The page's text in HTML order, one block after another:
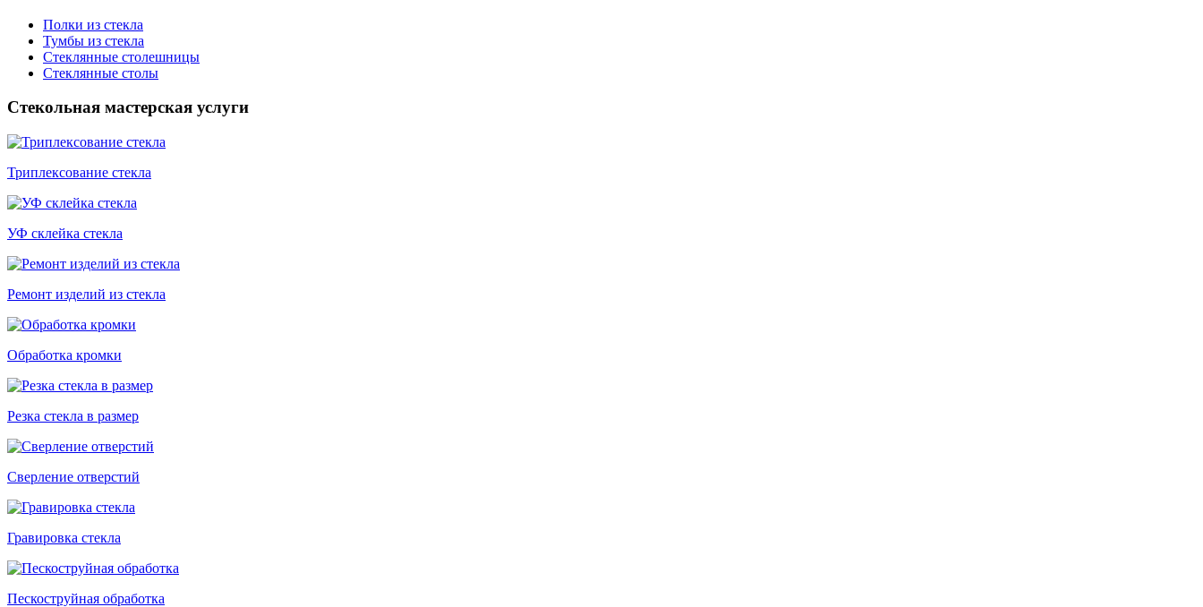
Полки из стекла
Тумбы из стекла
Стеклянные столешницы
Стеклянные столы
Стекольная мастерская услуги
Триплексование стекла
УФ склейка стекла
Ремонт изделий из стекла
Обработка кромки
Резка стекла в размер
Сверление отверстий
Гравировка стекла
Пескоструйная обработка